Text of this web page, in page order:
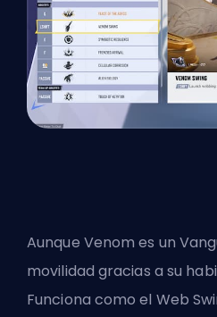
Aunque Venom es un
movilidad gracias a su
Funciona como el Web